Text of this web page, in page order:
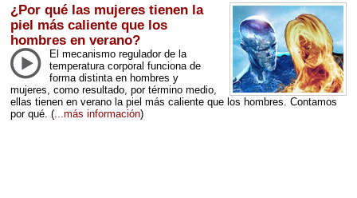
¿Por qué las mujeres tienen la
piel más caliente que los
hombres en verano?
El mecanismo regulador de la
temperatura corporal funciona de
forma distinta en hombres y
mujeres, como resultado, por término medio,
ellas tienen en verano la piel más caliente que los hombres. Contamos
por qué. (...más información)